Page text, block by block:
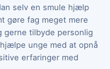
selv en smule hjælp
gøre fag meget mere
tilbyde personlig
unge med at opnå
erfaringer med